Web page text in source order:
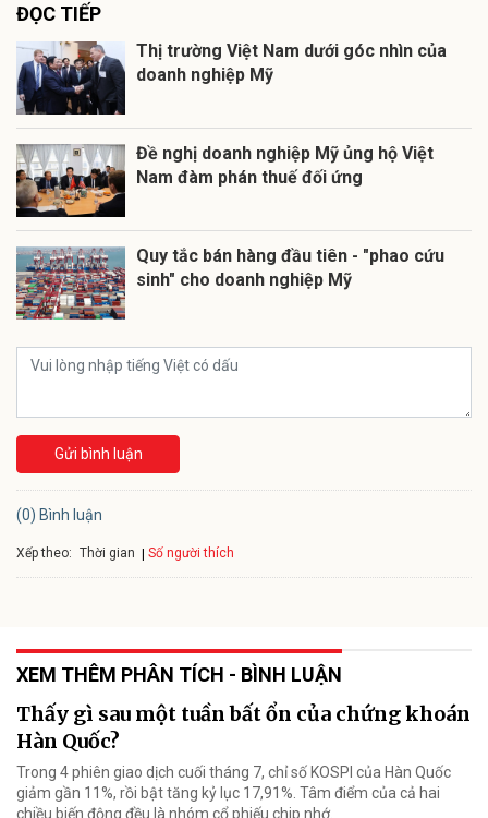
ĐỌC TIẾP
Thị trường Việt Nam dưới góc nhìn của
doanh nghiệp Mỹ
Đề nghị doanh nghiệp Mỹ ủng hộ Việt
Nam đàm phán thuế đối ứng
Quy tắc bán hàng đầu tiên - "phao cứu
sinh" cho doanh nghiệp Mỹ
Gửi bình luận
(0) Bình luận
Xếp theo: Thời gian Số người thích
XEM THÊM PHÂN TÍCH - BÌNH LUẬN
Thấy gì sau một tuần bất ổn của chứng khoán
Hàn Quốc?
Trong 4 phiên giao dịch cuối tháng 7, chỉ số KOSPI của Hàn Quốc
giảm gần 11%, rồi bật tăng kỷ lục 17,91%. Tâm điểm của cả hai
chiều biến động đều là nhóm cổ phiếu chip nhớ.